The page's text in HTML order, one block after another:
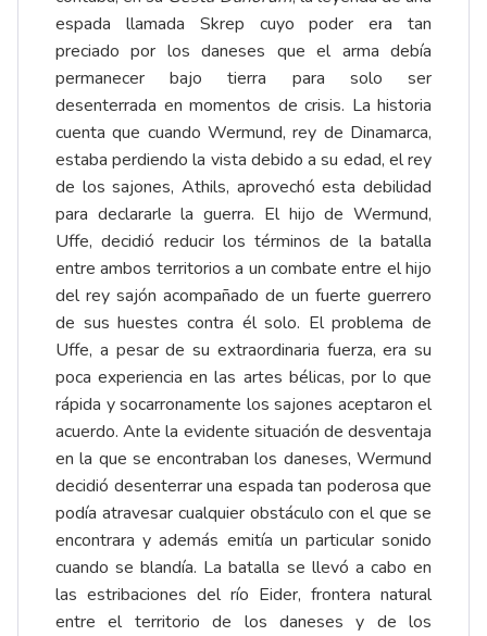
espada llamada Skrep cuyo poder era tan
preciado por los daneses que el arma debía
permanecer bajo tierra para solo ser
desenterrada en momentos de crisis. La historia
cuenta que cuando Wermund, rey de Dinamarca,
estaba perdiendo la vista debido a su edad, el rey
de los sajones, Athils, aprovechó esta debilidad
para declararle la guerra. El hijo de Wermund,
Uffe, decidió reducir los términos de la batalla
entre ambos territorios a un combate entre el hijo
del rey sajón acompañado de un fuerte guerrero
de sus huestes contra él solo. El problema de
Uffe, a pesar de su extraordinaria fuerza, era su
poca experiencia en las artes bélicas, por lo que
rápida y socarronamente los sajones aceptaron el
acuerdo. Ante la evidente situación de desventaja
en la que se encontraban los daneses, Wermund
decidió desenterrar una espada tan poderosa que
podía atravesar cualquier obstáculo con el que se
encontrara y además emitía un particular sonido
cuando se blandía. La batalla se llevó a cabo en
las estribaciones del río Eider, frontera natural
entre el territorio de los daneses y de los